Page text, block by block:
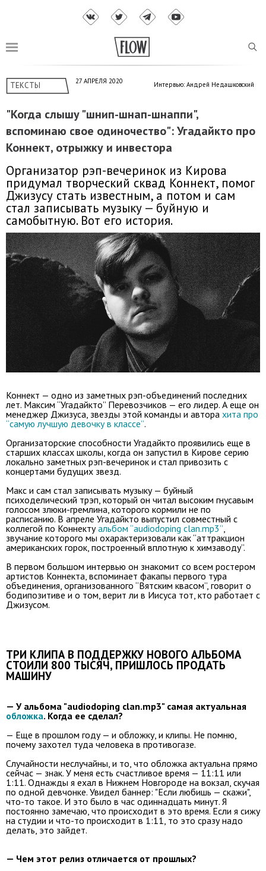
ТЕКСТЫ 27 АПРЕЛЯ 2020 Интервью: Андрей Недашковский
"Когда слышу "шнип-шнап-шнаппи",
вспоминаю свое одиночество": Угадайкто про
Коннект, отрыжку и инвестора
Организатор рэп-вечеринок из Кирова
придумал творческий сквад Коннект, помог
Джизусу стать известным, а потом и сам
стал записывать музыку — буйную и
самобытную. Вот его история.
Коннект — одно из заметных рэп-объединений последних
лет. Максим “Угадайкто” Перевозчиков — его лидер. А еще он
менеджер Джизуса, звезды этой команды и автора хита про
“самую лучшую девочку в классе”.
Организаторские способности Угадайкто проявились еще в
старших классах школы, когда он запустил в Кирове серию
локально заметных рэп-вечеринок и стал привозить с
концертами будущих звезд.
Макс и сам стал записывать музыку — буйный
психоделический трэп, который он читал высоким гнусавым
голосом злюки-гремлина, которого кормили не по
расписанию. В апреле Угадайкто выпустил совместный с
коллегой по Коннектуальбом “audiodoping clan.mp3”
звучание которого мы охарактеризовали как “аттракцион
американских горок, построенный вплотную к химзаводу”.
В первом большом интервью он знакомит со всем ростером
артистов Коннекта, вспоминает факапы первого тура
объединения, организованного “Вятским квасом”, говорит о
бодипозитиве и о том, верит ли в Иисуса тот, кто работает с
Джизусом.
ТРИ КЛИПА В ПОДДЕРЖКУ НОВОГО АЛЬБОМА
СТОИЛИ 800 ТЫСЯЧ, ПРИШЛОСЬ ПРОДАТЬ
МАШИНУ
— У альбома "audiodoping clan.mp3" самая актуальная
обложка. Когда ее сделал?
— Еще в прошлом году — и обложку, и клипы. Не помню,
почему захотел туда человека в противогазе.
Случайности неслучайны, и то, что обложка актуальна прямо
сейчас — знак. У меня есть счастливое время — 11:11 или
1:11. Однажды я ехал в Нижнем Новгороде на вокзал, скучая
по одной девчонке. Увидел баннер: "Если любишь — скажи",
что-то такое. И это было в час одиннадцать минут. Я
постоянно замечаю, что происходит в это время. Если я сижу
на студии и что-то происходит в 1:11, то это сразу надо
делать, это зайдет.
— Чем этот релиз отличается от прошлых?